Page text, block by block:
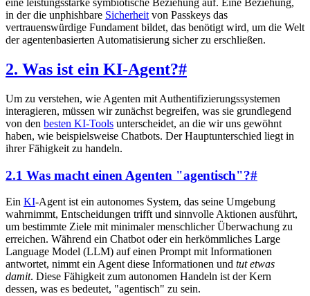
eine leistungsstarke symbiotische Beziehung auf. Eine Beziehung,
in der die unphishbare Sicherheit von Passkeys das
vertrauenswürdige Fundament bildet, das benötigt wird, um die Welt
der agentenbasierten Automatisierung sicher zu erschließen.
2. Was ist ein KI-Agent?#
Um zu verstehen, wie Agenten mit Authentifizierungssystemen
interagieren, müssen wir zunächst begreifen, was sie grundlegend
von den besten KI-Tools unterscheidet, an die wir uns gewöhnt
haben, wie beispielsweise Chatbots. Der Hauptunterschied liegt in
ihrer Fähigkeit zu handeln.
2.1 Was macht einen Agenten "agentisch"?#
Ein KI-Agent ist ein autonomes System, das seine Umgebung
wahrnimmt, Entscheidungen trifft und sinnvolle Aktionen ausführt,
um bestimmte Ziele mit minimaler menschlicher Überwachung zu
erreichen. Während ein Chatbot oder ein herkömmliches Large
Language Model (LLM) auf einen Prompt mit Informationen
antwortet, nimmt ein Agent diese Informationen und tut etwas
damit. Diese Fähigkeit zum autonomen Handeln ist der Kern
dessen, was es bedeutet, "agentisch" zu sein.